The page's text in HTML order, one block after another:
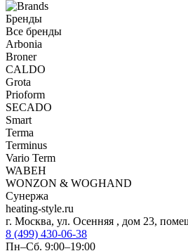
Бренды
Все бренды
Arbonia
Broner
CALDO
Grota
Prioform
SECADO
Smart
Terma
Terminus
Vario Term
WABEH
WONZON & WOGHAND
Сунержа
heating-style.ru
г. Москва, ул. Осенняя , дом 23,
8 (499) 430-06-38
Пн–Сб. 9:00–19:00